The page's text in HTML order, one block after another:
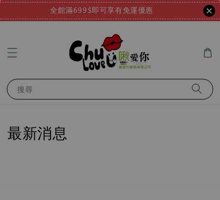
全館滿699$即可享有免運優惠
搜尋
最新消息